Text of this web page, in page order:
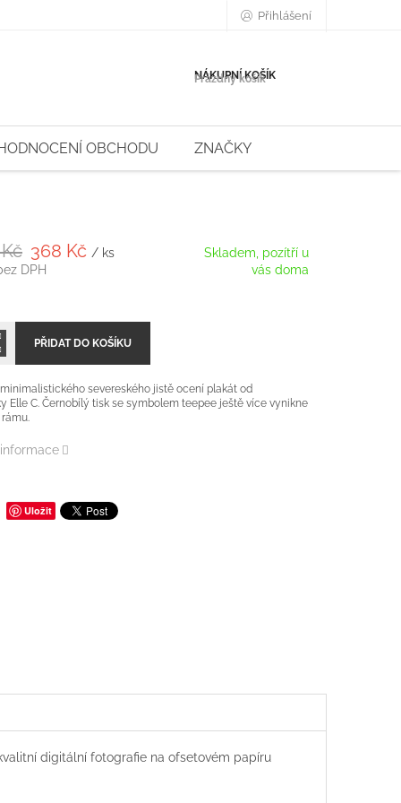
Přihlášení
NÁKUPNÍ KOŠÍK
Prázdný košík
OBCHODU ZNAČKY
368 Kč/ ks
DPH
Skladem, pozítří u
vás doma
PŘIDAT DO KOŠÍKU
severeského jistě ocení plakát od
Elle C. Černobílý tisk se symbolem teepee ještě více vynikne
Uložit
digitální fotografie na ofsetovém papíru